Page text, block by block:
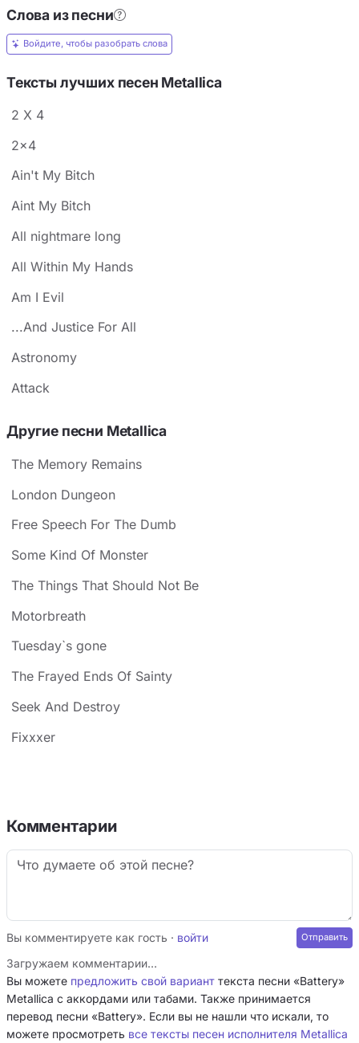
Слова из песни
Войдите, чтобы разобрать слова
Тексты лучших песен Metallica
2 X 4
2x4
Ain't My Bitch
Aint My Bitch
All nightmare long
All Within My Hands
Am I Evil
...And Justice For All
Astronomy
Attack
Другие песни Metallica
The Memory Remains
London Dungeon
Free Speech For The Dumb
Some Kind Of Monster
The Things That Should Not Be
Motorbreath
Tuesday`s gone
The Frayed Ends Of Sainty
Seek And Destroy
Fixxxer
Комментарии
Вы комментируете как гость · войти
Загружаем комментарии…
Вы можете предложить свой вариант текста песни «Battery»
Metallica с аккордами или табами. Также принимается
перевод песни «Battery». Если вы не нашли что искали, то
можете просмотреть все тексты песен исполнителя Metallica